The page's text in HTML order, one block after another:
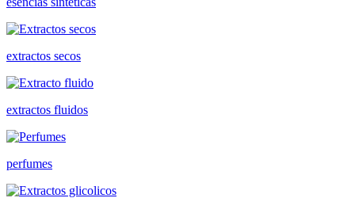
extractos secos
extractos fluidos
perfumes